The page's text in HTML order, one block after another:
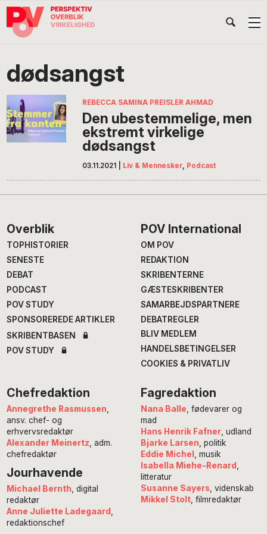
Gå
direkte
navigation
Skip
indhold
Gå
direkte
POV
International
dødsangst
REBECCA SAMINA PREISLER AHMAD
Den ubestemmelige, men
ekstremt virkelige
dødsangst
03.11.2021 Liv & Mennesker, Podcast
Footer
Overblik
TOPHISTORIER
SENESTE
DEBAT
PODCAST
POV STUDY
SPONSOREREDE ARTIKLER
SKRIBENTBASEN
POV STUDY
POV International
OM POV
REDAKTION
SKRIBENTERNE
GÆSTESKRIBENTER
SAMARBEJDSPARTNERE
DEBATREGLER
BLIV MEDLEM
HANDELSBETINGELSER
COOKIES & PRIVATLIV
Chefredaktion
Annegrethe Rasmussen
ansv. chef- og
erhvervsredaktør
Alexander Meinertz , adm.
chefredaktør
Jourhavende
Michael Bernth , digital
redaktør
Anne Juliette Ladegaard
redaktionschef
Fagredaktion
Nana Balle , fødevarer og
mad
Hans Henrik Fafner, udland
Bjarke Larsen , politik
Eddie Michel
, musik
Isabella Miehe-Renard
litteratur
Susanne Sayers , videnskab
Mikkel Stolt, filmredaktør